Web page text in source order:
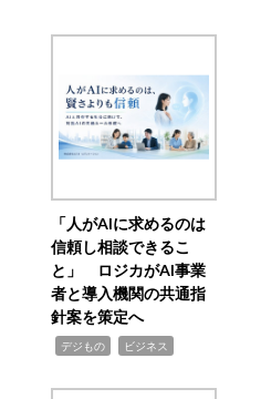
「人がAIに求めるのは
信頼し相談できるこ
と」 ロジカがAI事業
者と導入機関の共通指
針案を策定へ
デジもの ビジネス